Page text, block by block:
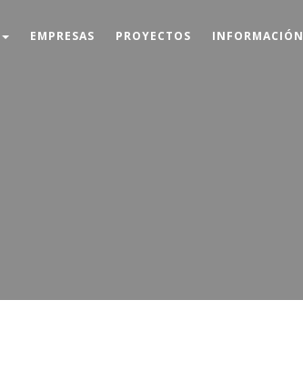
EMPRESAS PROYECTOS